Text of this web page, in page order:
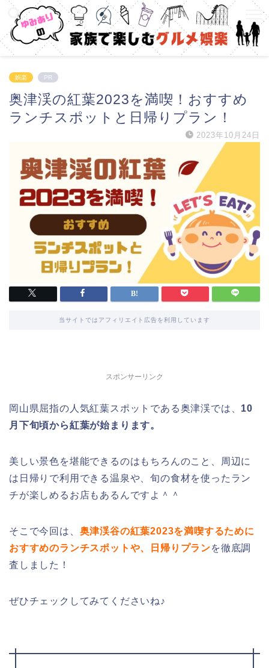
娯楽 PR
奥津渓の紅葉2023を満喫！おすすめ
ランチスポットと日帰りプラン！
2023年10月24日
当サイトではアフィリエイト広告を利用しています
スポンサーリンク
岡山県屈指の人気紅葉スポットである奥津渓では、 10
月下旬頃から紅葉が始まります。
美しい景色を堪能できるのはもちろんのこと、周辺に
は日帰りで利用できる温泉や、旬の食材を使ったラン
チが楽しめるお店もあるんですよ＾＾
そこで今回は、 奥津渓谷の紅葉2023を満喫するために
おすすめのランチスポットや、日帰りプランを徹底調
査しました！
ぜひチェックしてみてくださいね♪